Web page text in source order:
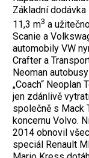
Základní
11,3 m3 a
Scanie a
automobily VW
Crafter a
Neoman
„Coach“
jen zdánlivě
společně s Mack
koncernu Volvo.
2014 obnovil
speciál Renault